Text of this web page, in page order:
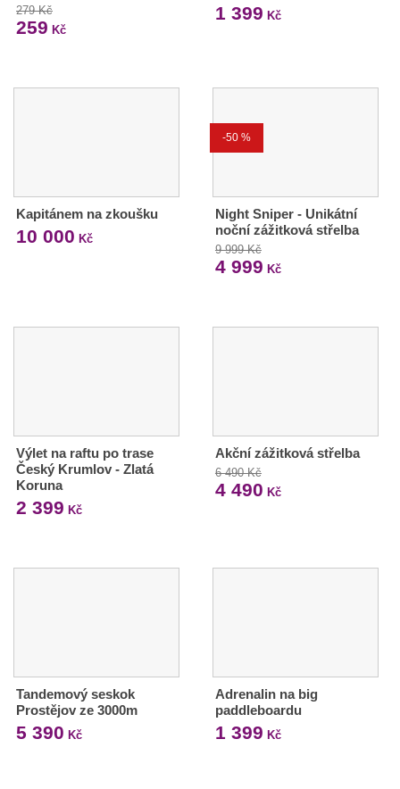
279 Kč
259 Kč
1 399 Kč
Kapitánem na zkoušku
10 000 Kč
-50 %
Night Sniper - Unikátní
noční zážitková střelba
9 999 Kč
4 999 Kč
Výlet na raftu po trase
Český Krumlov - Zlatá
Koruna
2 399 Kč
Akční zážitková střelba
6 490 Kč
4 490 Kč
Tandemový seskok
Prostějov ze 3000m
5 390 Kč
Adrenalin na big
paddleboardu
1 399 Kč